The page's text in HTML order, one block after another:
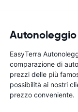
EasyTerra
comparazione di
prezzi delle più
possibilità ai nostri
prezzo conveniente.